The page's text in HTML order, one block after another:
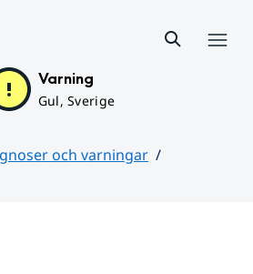
Varning
Gul, Sverige
och varningar